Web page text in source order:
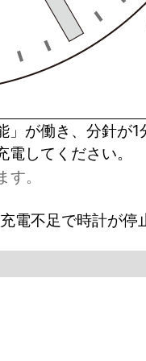
が働き、分針が1
してください。
。
電不足で時計が停